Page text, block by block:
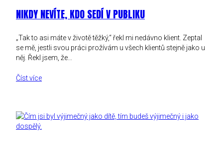
NIKDY NEVÍTE, KDO SEDÍ V PUBLIKU
„Tak to asi máte v životě těžký,“ řekl mi nedávno klient. Zeptal
se mě, jestli svou práci prožívám u všech klientů stejně jako u
něj. Řekl jsem, že…
Číst více